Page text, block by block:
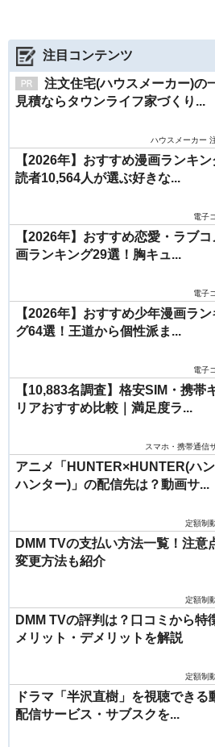
注目コンテンツ
注文住宅(ハウスメーカー)の
見積ならタウンライフ家づくり...
ハウスメーカー
【2026年】おすすめ漫画ランキン
読者10,564人が選ぶ好きな...
電子
【2026年】おすすめ恋愛・ラブコ
画ランキング29選！胸キュ...
電子
【2026年】おすすめ少年漫画ラ
グ64選！王道から個性派ま...
電子
【10,883名調査】格安SIM・携帯
リアおすすめ比較｜満足度ラ...
スマホ・携帯通信
アニメ「HUNTER×HUNTER(ハ
ハンター)」の配信先は？動画サ...
定額制
DMM TVの支払い方法一覧！注意
変更方法も紹介
定額制
DMM TVの評判は？口コミから特
メリット・デメリットを解説
定額制
ドラマ「半沢直樹」を視聴できる
配信サービス・サブスクを...